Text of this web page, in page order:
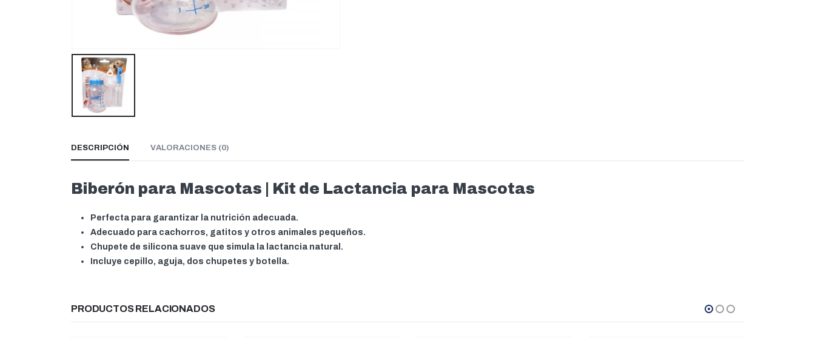
DESCRIPCIÓN VALORACIONES (0)
Biberón para Mascotas | Kit de Lactancia para Mascotas
Perfecta para garantizar la nutrición adecuada.
Adecuado para cachorros, gatitos y otros animales pequeños.
Chupete de silicona suave que simula la lactancia natural.
Incluye cepillo, aguja, dos chupetes y botella.
PRODUCTOS RELACIONADOS